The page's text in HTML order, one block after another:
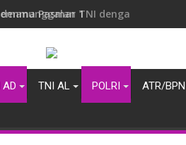
TNI dengan
TNI AL POLRI ATR/BPN